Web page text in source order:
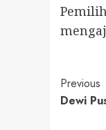
Previous
Dewi